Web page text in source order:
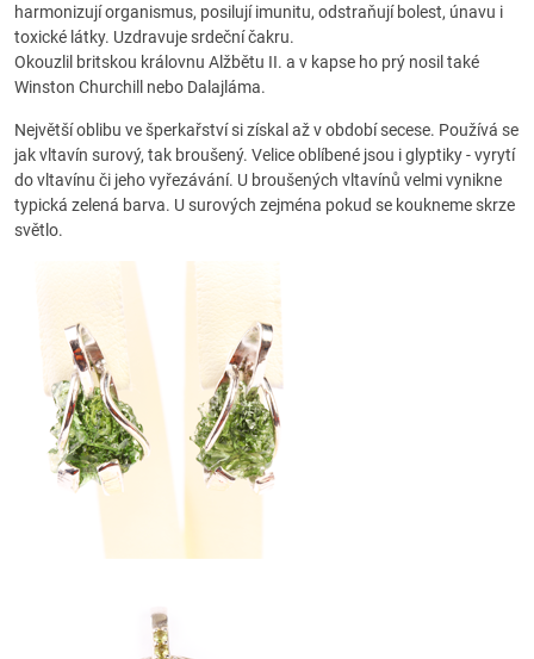
harmonizují organismus, posilují imunitu, odstraňují bolest, únavu i
toxické látky. Uzdravuje srdeční čakru.
Okouzlil britskou královnu Alžbětu II. a v kapse ho prý nosil také
Winston Churchill nebo Dalajláma.
Největší oblibu ve šperkařství si získal až v období secese. Používá se
jak vltavín surový, tak broušený. Velice oblíbené jsou i glyptiky - vyrytí
do vltavínu či jeho vyřezávání. U broušených vltavínů velmi vynikne
typická zelená barva. U surových zejména pokud se koukneme skrze
světlo.